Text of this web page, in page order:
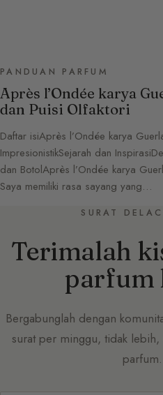
PANDUAN PARFUM
Après l’Ondée karya
dan Puisi Olfaktori
Daftar isiAprès l’Ondée karya
ImpresionistikSejarah dan
dan BotolAprès l’Ondée karya
Saya memiliki rasa sayang yang…
SURAT
Terimalah
parfum
Bergabunglah dengan
surat per minggu, tidak lebih,
parfum.